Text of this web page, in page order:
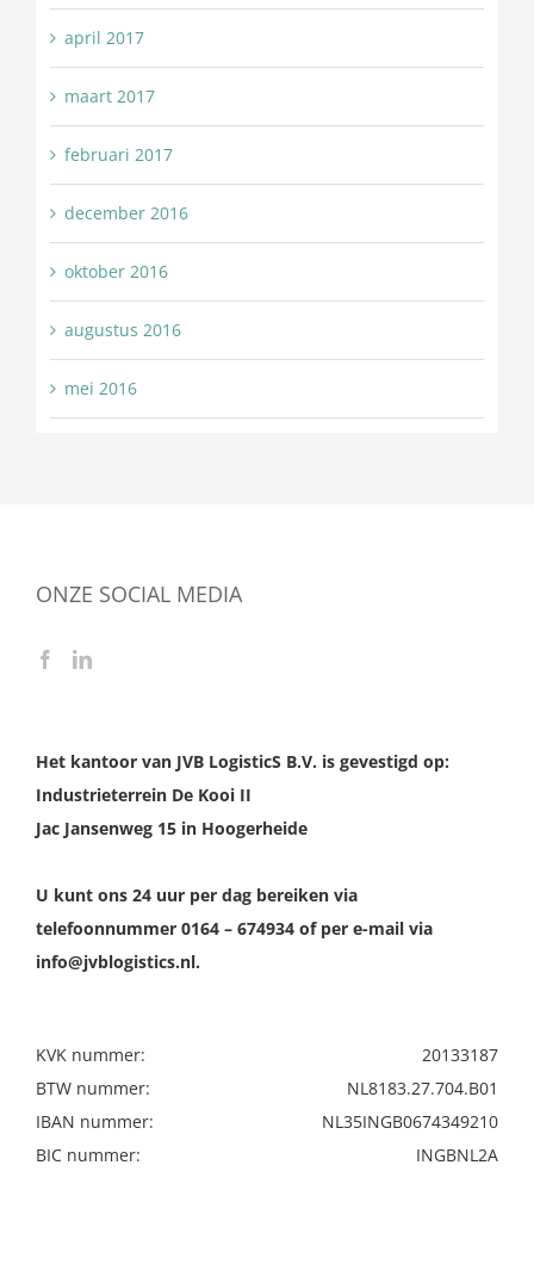
april 2017
maart 2017
februari 2017
december 2016
oktober 2016
augustus 2016
mei 2016
ONZE SOCIAL MEDIA
Het kantoor van JVB LogisticS B.V. is gevestigd op:
Industrieterrein De Kooi II
Jac Jansenweg 15 in Hoogerheide
U kunt ons 24 uur per dag bereiken via
telefoonnummer 0164 – 674934 of per e-mail via
info@jvblogistics.nl.
KVK nummer:
20133187
BTW nummer:
NL8183.27.704.B01
IBAN nummer:
NL35INGB0674349210
BIC nummer:
INGBNL2A